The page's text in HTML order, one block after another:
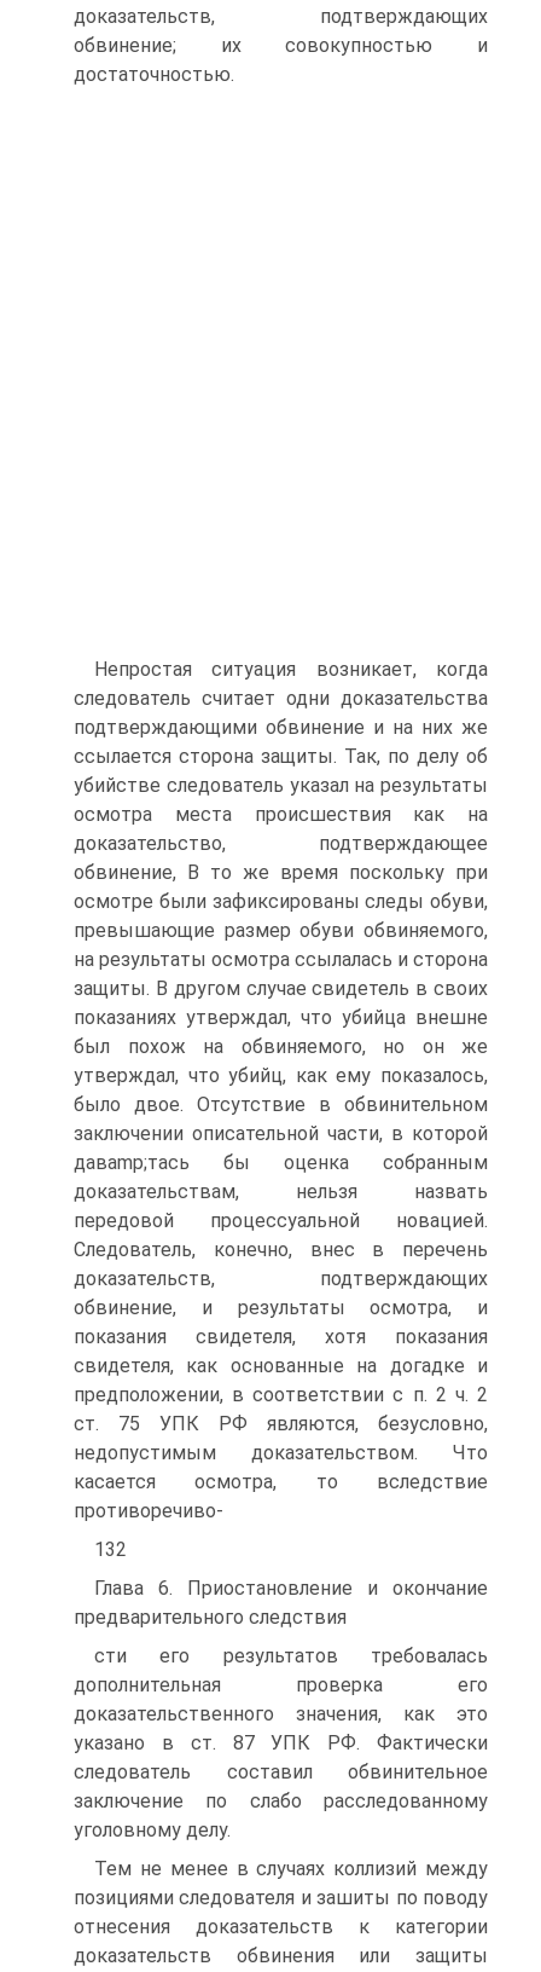
доказательств, подтверждающих
обвинение; их совокупностью и
достаточностью.
Непростая ситуация возникает, когда
следователь считает одни доказательства
подтверждающими обвинение и на них же
ссылается сторона защиты. Так, по делу об
убийстве следователь указал на результаты
осмотра места происшествия как на
доказательство, подтверждающее
обвинение, В то же время поскольку при
осмотре были зафиксированы следы обуви,
превышающие размер обуви обвиняемого,
на результаты осмотра ссылалась и сторона
защиты. В другом случае свидетель в своих
показаниях утверждал, что убийца внешне
был похож на обвиняемого, но он же
утверждал, что убийц, как ему показалось,
было двое. Отсутствие в обвинительном
заключении описательной части, в которой
давamp;тась бы оценка собранным
доказательствам, нельзя назвать
передовой процессуальной новацией.
Следователь, конечно, внес в перечень
доказательств, подтверждающих
обвинение, и результаты осмотра, и
показания свидетеля, хотя показания
свидетеля, как основанные на догадке и
предположении, в соответствии с п. 2 ч. 2
ст. 75 УПК РФ являются, безусловно,
недопустимым доказательством. Что
касается осмотра, то вследствие
противоречиво-
132
Глава 6. Приостановление и окончание
предварительного следствия
сти его результатов требовалась
дополнительная проверка его
доказательственного значения, как это
указано в ст. 87 УПК РФ. Фактически
следователь составил обвинительное
заключение по слабо расследованному
уголовному делу.
Тем не менее в случаях коллизий между
позициями следователя и зашиты по поводу
отнесения доказательств к категории
доказательств обвинения или защиты